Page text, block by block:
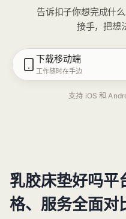
告诉扣子你想完成什
接手，把想
下载移动端
工作随时在手边
支持 iOS 和
乳胶床垫好吗平
格、服务全面对